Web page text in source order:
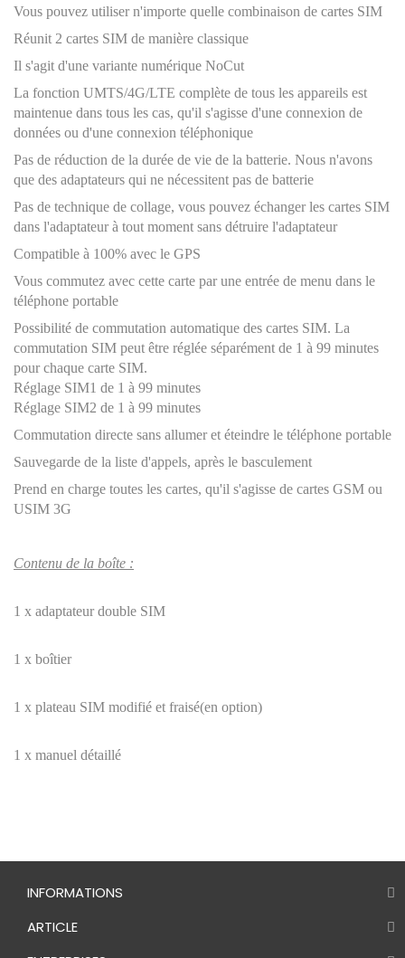
Vous pouvez utiliser n'importe quelle combinaison de cartes SIM
Réunit 2 cartes SIM de manière classique
Il s'agit d'une variante numérique NoCut
La fonction UMTS/4G/LTE complète de tous les appareils est
maintenue dans tous les cas, qu'il s'agisse d'une connexion de
données ou d'une connexion téléphonique
Pas de réduction de la durée de vie de la batterie. Nous n'avons
que des adaptateurs qui ne nécessitent pas de batterie
Pas de technique de collage, vous pouvez échanger les cartes SIM
dans l'adaptateur à tout moment sans détruire l'adaptateur
Compatible à 100% avec le GPS
Vous commutez avec cette carte par une entrée de menu dans le
téléphone portable
Possibilité de commutation automatique des cartes SIM. La
commutation SIM peut être réglée séparément de 1 à 99 minutes
pour chaque carte SIM.
Réglage SIM1 de 1 à 99 minutes
Réglage SIM2 de 1 à 99 minutes
Commutation directe sans allumer et éteindre le téléphone portable
Sauvegarde de la liste d'appels, après le basculement
Prend en charge toutes les cartes, qu'il s'agisse de cartes GSM ou
USIM 3G
Contenu de la boîte :
1 x adaptateur double SIM
1 x boîtier
1 x plateau SIM modifié et fraisé(en option)
1 x manuel détaillé
INFORMATIONS
ARTICLE